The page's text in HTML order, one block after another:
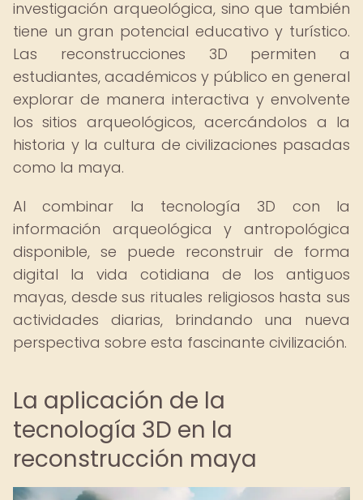
investigación arqueológica, sino que también
tiene un gran potencial educativo y turístico.
Las reconstrucciones 3D permiten a
estudiantes, académicos y público en general
explorar de manera interactiva y envolvente
los sitios arqueológicos, acercándolos a la
historia y la cultura de civilizaciones pasadas
como la maya.
Al combinar la tecnología 3D con la
información arqueológica y antropológica
disponible, se puede reconstruir de forma
digital la vida cotidiana de los antiguos
mayas, desde sus rituales religiosos hasta sus
actividades diarias, brindando una nueva
perspectiva sobre esta fascinante civilización.
La aplicación de la
tecnología 3D en la
reconstrucción maya